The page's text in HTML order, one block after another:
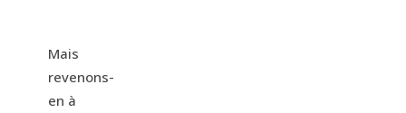
Mais
revenons-
en à